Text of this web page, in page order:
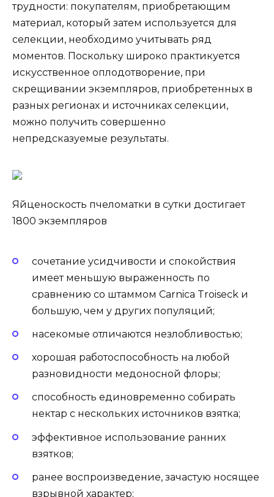
трудности: покупателям, приобретающим
материал, который затем используется для
селекции, необходимо учитывать ряд
моментов. Поскольку широко практикуется
искусственное оплодотворение, при
скрещивании экземпляров, приобретенных в
разных регионах и источниках селекции,
можно получить совершенно
непредсказуемые результаты.
Яйценоскость пчеломатки в сутки достигает
1800 экземпляров
сочетание усидчивости и спокойствия
имеет меньшую выраженность по
сравнению со штаммом Carnica Troiseck и
большую, чем у других популяций;
насекомые отличаются незлобливостью;
хорошая работоспособность на любой
разновидности медоносной флоры;
способность единовременно собирать
нектар с нескольких источников взятка;
эффективное использование ранних
взятков;
ранее воспроизведение, зачастую носящее
взрывной характер;